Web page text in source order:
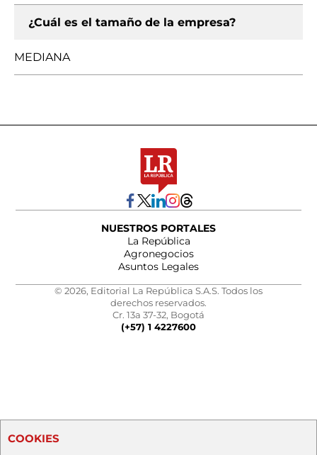
¿Cuál es el tamaño de la empresa?
MEDIANA
NUESTROS PORTALES
La República
Agronegocios
Asuntos Legales
© 2026, Editorial La República S.A.S. Todos los
derechos reservados.
Cr. 13a 37-32, Bogotá
(+57) 1 4227600
COOKIES